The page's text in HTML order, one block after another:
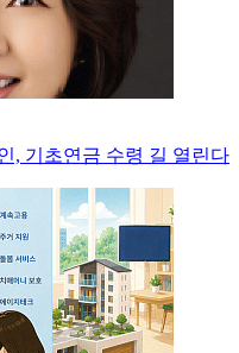
, 기초연금 수령 길 열린다